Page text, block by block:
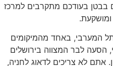
בבטן בעודכם מתקרבים למרכז
המערבי, באחד מהמיקומים
הסעה לבר המצווה בירושלים
לא צריכים לדאוג לחניה,